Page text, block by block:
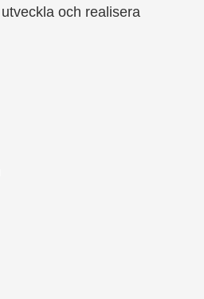
och realisera